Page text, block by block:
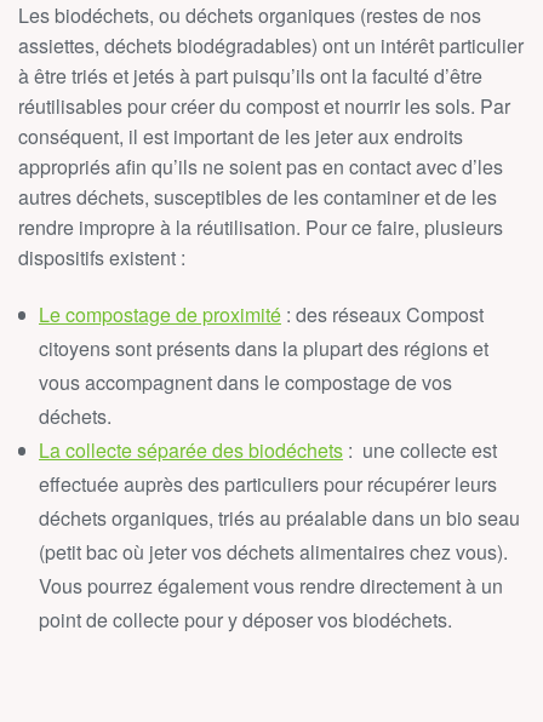
Les biodéchets, ou déchets organiques (restes de nos
assiettes, déchets biodégradables) ont un intérêt particulier
à être triés et jetés à part puisqu’ils ont la faculté d’être
réutilisables pour créer du compost et nourrir les sols. Par
conséquent, il est important de les jeter aux endroits
appropriés afin qu’ils ne soient pas en contact avec d’les
autres déchets, susceptibles de les contaminer et de les
rendre impropre à la réutilisation. Pour ce faire, plusieurs
dispositifs existent :
Le compostage de proximité : des réseaux Compost
citoyens sont présents dans la plupart des régions et
vous accompagnent dans le compostage de vos
déchets.
La collecte séparée des biodéchets : une collecte est
effectuée auprès des particuliers pour récupérer leurs
déchets organiques, triés au préalable dans un bio seau
(petit bac où jeter vos déchets alimentaires chez vous).
Vous pourrez également vous rendre directement à un
point de collecte pour y déposer vos biodéchets.